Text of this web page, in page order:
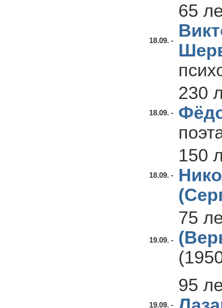
18.09. -
65
18.09. -
230
18.09. -
150
19.09. -
75
19.09. -
95